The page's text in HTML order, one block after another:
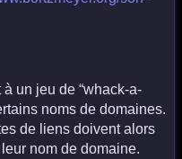
un jeu de “whack-a-
noms de domaines.
de liens doivent alors
nom de domaine.